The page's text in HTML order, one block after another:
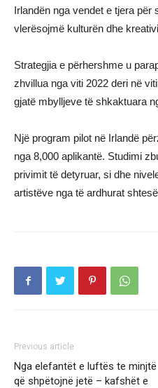
Irlandën nga vendet e tjera
vlerësojmë kulturën dhe
Strategjia e përhershme u
zhvillua nga viti 2022 deri në
gjatë mbylljeve të shkaktuara
Një program pilot në Irlandë
nga 8,000 aplikantë. Studimi
privimit të detyruar, si dhe
artistëve nga të ardhurat
Previous article
Nga elefantët e luftës te minjtë
që shpëtojnë jetë – kafshët e